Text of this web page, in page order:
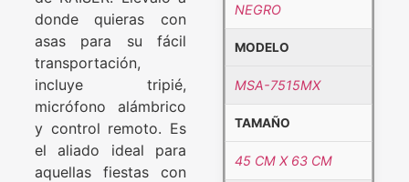
donde quieras con
asas para su fácil
transportación,
incluye tripié,
micrófono alámbrico
y control remoto. Es
el aliado ideal para
aquellas fiestas con
NEGRO
MODELO
MSA-7515MX
TAMAÑO
45 CM X 63 CM